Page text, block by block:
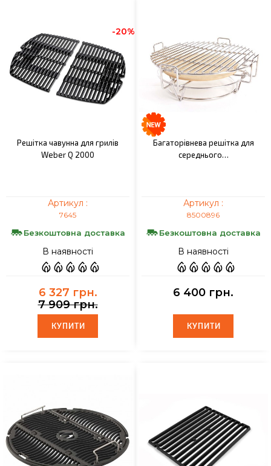
-20%
Решітка чавунна для грилів
Weber Q 2000
Артикул :
7645
Безкоштовна доставка
В наявності
6 327 грн.
7 909 грн.
КУПИТИ
КУПИТИ
Багаторівнева решітка для
середнього…
Артикул :
8500896
Безкоштовна доставка
В наявності
6 400 грн.
КУПИТИ
КУПИТИ